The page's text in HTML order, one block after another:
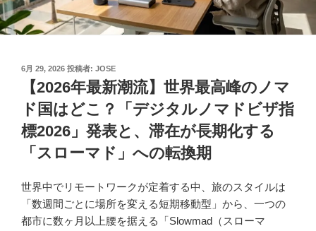
投
日:
6月 29, 2026 投稿者: JOSE
【2026年最新潮流】世界最高峰のノマ
ド国はどこ？「デジタルノマドビザ指
標2026」発表と、滞在が長期化する
「スローマド」への転換期
世界中でリモートワークが定着する中、旅のスタイルは
「数週間ごとに場所を変える短期移動型」から、一つの
都市に数ヶ月以上腰を据える「Slowmad（スローマ